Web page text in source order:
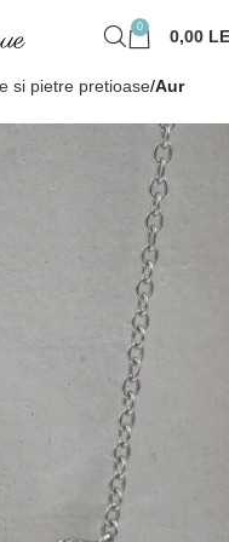
0 0,00
si pietre pretioase Aur